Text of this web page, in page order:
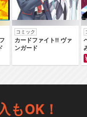
伝説 北斗の拳 ZER
ロウ伝
コミック
カードファイト‼ ヴァ
ンガード
もOK！